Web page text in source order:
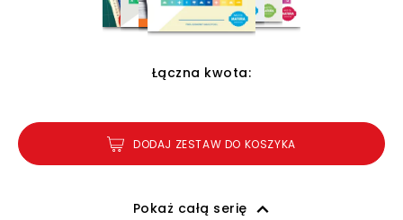
Łączna kwota:
DODAJ ZESTAW DO KOSZYKA
Pokaż całą serię